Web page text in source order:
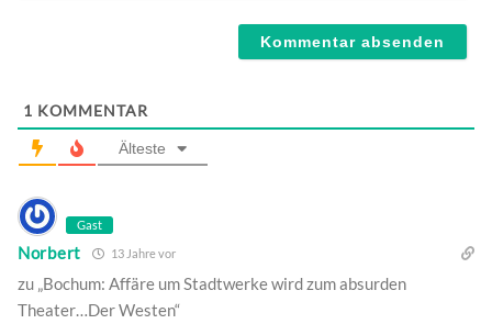
1 KOMMENTAR
Älteste
Gast
Norbert 13 Jahre vor
zu „Bochum: Affäre um Stadtwerke wird zum absurden
Theater…Der Westen“